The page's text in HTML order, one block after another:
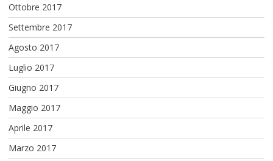
Ottobre 2017
Settembre 2017
Agosto 2017
Luglio 2017
Giugno 2017
Maggio 2017
Aprile 2017
Marzo 2017